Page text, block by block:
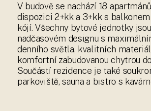
V budově se nachází 18
dispozici 2+kk a 3+kk s
kójí. Všechny bytové jednotky
nadčasovém designu s
denního světla, kvalitních
komfortní zabudovanou chytrou
Součástí rezidence je také
parkoviště, sauna a bistro s